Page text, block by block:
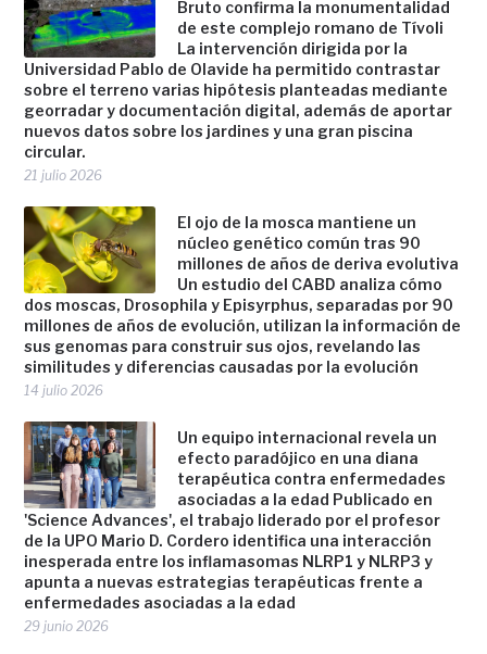
Bruto confirma la monumentalidad
de este complejo romano de Tívoli
La intervención dirigida por la
Universidad Pablo de Olavide ha permitido contrastar
sobre el terreno varias hipótesis planteadas mediante
georradar y documentación digital, además de aportar
nuevos datos sobre los jardines y una gran piscina
circular.
21 julio 2026
El ojo de la mosca mantiene un
núcleo genético común tras 90
millones de años de deriva evolutiva
Un estudio del CABD analiza cómo
dos moscas, Drosophila y Episyrphus, separadas por 90
millones de años de evolución, utilizan la información de
sus genomas para construir sus ojos, revelando las
similitudes y diferencias causadas por la evolución
14 julio 2026
Un equipo internacional revela un
efecto paradójico en una diana
terapéutica contra enfermedades
asociadas a la edad Publicado en
'Science Advances', el trabajo liderado por el profesor
de la UPO Mario D. Cordero identifica una interacción
inesperada entre los inflamasomas NLRP1 y NLRP3 y
apunta a nuevas estrategias terapéuticas frente a
enfermedades asociadas a la edad
29 junio 2026